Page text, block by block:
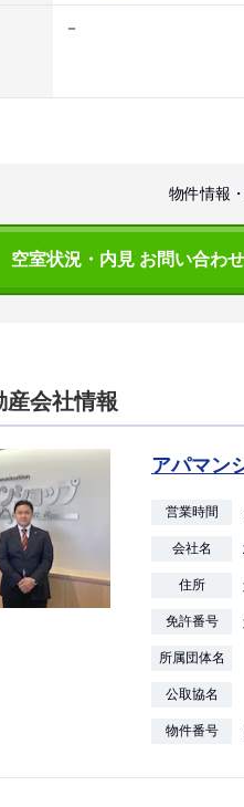
－
物件情報
空室状況・内見 お問い合わせ
産会社情報
アパマン
営業時間
会社名
住所
免許番号
所属団体名
公取協名
物件番号